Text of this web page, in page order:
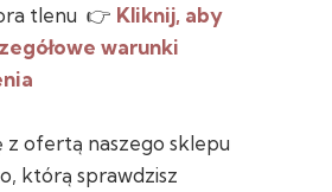
tlenu 👉 Kliknij, aby
warunki
z ofertą naszego sklepu
którą sprawdzisz